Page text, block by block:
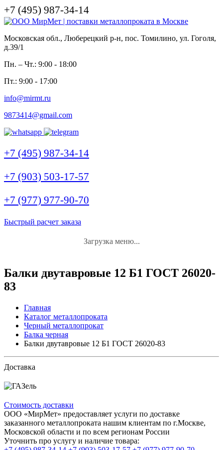
+7 (495) 987-34-14
Московская обл., Люберецкий р-н, пос. Томилино, ул. Гоголя,
д.39/1
Пн. – Чт.: 9:00 - 18:00
Пт.: 9:00 - 17:00
info@mirmt.ru
9873414@gmail.com
+7 (495) 987-34-14
+7 (903) 503-17-57
+7 (977) 977-90-70
Быстрый расчет заказа
Загрузка меню...
Балки двутавровые 12 Б1 ГОСТ 26020-
83
Главная
Каталог металлопроката
Черный металлопрокат
Балка черная
Балки двутавровые 12 Б1 ГОСТ 26020-83
Доставка
Стоимость доставки
ООО «МирМет» предоставляет услуги по доставке
заказанного металлопроката нашим клиентам по г.Москве,
Московской области и по всем регионам России
Уточнить про услугу и наличие товара: